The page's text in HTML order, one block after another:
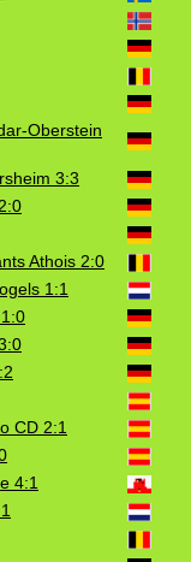
Oberstein
3:3
Athois 2:0
1:1
CD 2:1
4:1